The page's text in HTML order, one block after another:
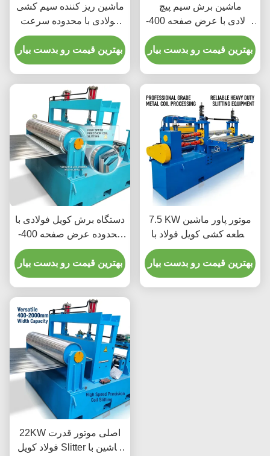
ماشین ریز کننده سیم کشی
فولادی با محدوده سرعت
برش 50-200m / min،
محدوده عرض صفحه 400-
2000mm و محدوده شماره
بهترین قیمت رو بدست بیار
ماشین برش سیم پیچ
فولادی با عرض صفحه 400-
2000mm و 50-200m / min
سرعت برش برای برش
سیم پیچ فلزی دقیق
بهترین قیمت رو بدست بیار
دستگاه برش کویل فولادی با
محدوده عرض صفحه 400-
2000 میلی‌متر و تیغه‌های
فولاد تندبر (HSS) با موتور
اصلی 22 کیلووات
بهترین قیمت رو بدست بیار
7.5 KW موتور پاور ماشین
قطعه کشی کویل فولاد با
حداقل عرض کویل 500
میلی متر و سیستم کنترل
PLC
بهترین قیمت رو بدست بیار
22KW اصلی موتور قدرت
فولاد کویل Slitter ماشین با